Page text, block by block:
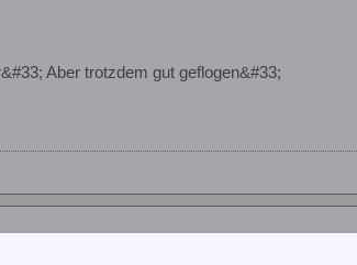
Aber trotzdem gut geflogen&#33;